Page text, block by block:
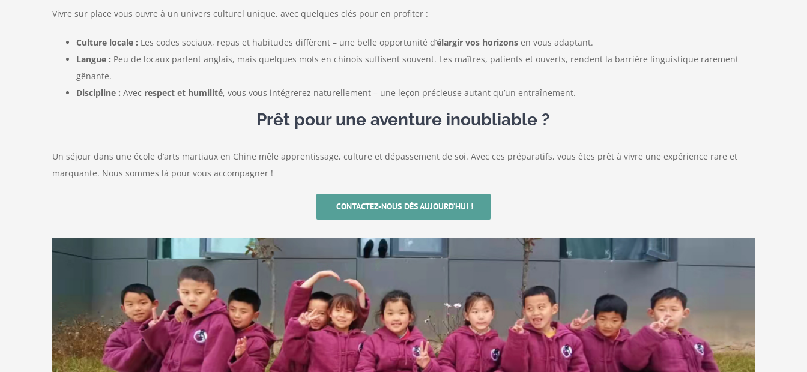
Vivre sur place vous ouvre à un univers culturel unique, avec quelques clés pour en profiter :
Culture locale : Les codes sociaux, repas et habitudes diffèrent – une belle opportunité d’élargir vos horizonsen vous adaptant.
Langue : Peu de locaux parlent anglais, mais quelques mots en chinois suffisent souvent. Les maîtres, patients et ouverts, rendent la barrière linguistique rarement
gênante.
Discipline : Avec respect et humilité, vous vous intégrerez naturellement – une leçon précieuse autant qu’un entraînement.
Prêt pour une aventure inoubliable ?
Un séjour dans une école d’arts martiaux en Chine mêle apprentissage, culture et dépassement de soi. Avec ces préparatifs, vous êtes prêt à vivre une expérience rare et
marquante. Nous sommes là pour vous accompagner !
CONTACTEZ-NOUS DÈS AUJOURD’HUI !